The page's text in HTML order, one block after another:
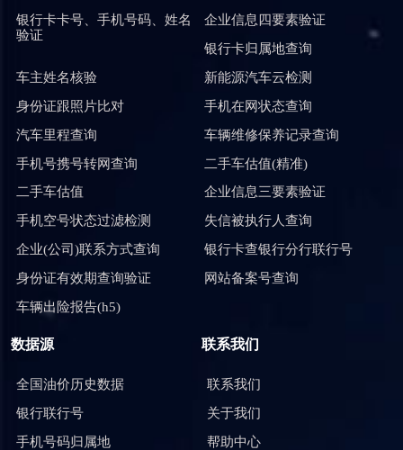
银行卡卡号、手机号码、姓名
验证
企业信息四要素验证
银行卡归属地查询
车主姓名核验
新能源汽车云检测
身份证跟照片比对
手机在网状态查询
汽车里程查询
车辆维修保养记录查询
手机号携号转网查询
二手车估值(精准)
二手车估值
企业信息三要素验证
手机空号状态过滤检测
失信被执行人查询
企业(公司)联系方式查询
银行卡查银行分行联行号
身份证有效期查询验证
网站备案号查询
车辆出险报告(h5)
数据源
全国油价历史数据
银行联行号
手机号码归属地
联系我们
联系我们
关于我们
帮助中心